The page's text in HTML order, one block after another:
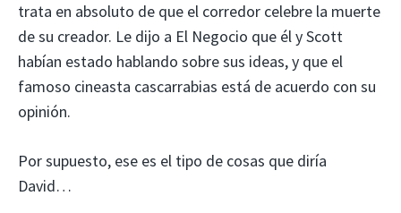
trata en absoluto de que el corredor celebre la muerte
de su creador. Le dijo a El Negocio que él y Scott
habían estado hablando sobre sus ideas, y que el
famoso cineasta cascarrabias está de acuerdo con su
opinión.
Por supuesto, ese es el tipo de cosas que diría
David…